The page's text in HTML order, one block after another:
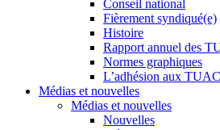
Conseil national
Fièrement syndiqué(e)
Histoire
Rapport annuel des
Normes graphiques
L’adhésion aux
Médias et nouvelles
Médias et nouvelles
Nouvelles